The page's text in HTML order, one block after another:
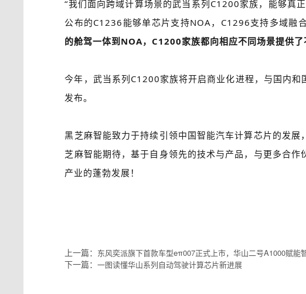
“我们面向跨域计算场景的武当系列C1200家族，能够真
公布的C1236能够单芯片支持NOA，C1296支持多域融
的舱驾一体到NOA，C1200家族都向相应不同场景提供了
今年，武当系列C1200家族将开启商业化进程，与国内
发布。
黑芝麻智能致力于持续引领中国智能汽车计算芯片的发
芝麻智能期待，基于自身领先的技术与产品，与更多合
产业的蓬勃发展！
上一篇： 东风奕派旗下首款车型eπ007正式上市，华山二号A1000赋能
下一篇：一图读懂华山系列自动驾驶计算芯片新进展